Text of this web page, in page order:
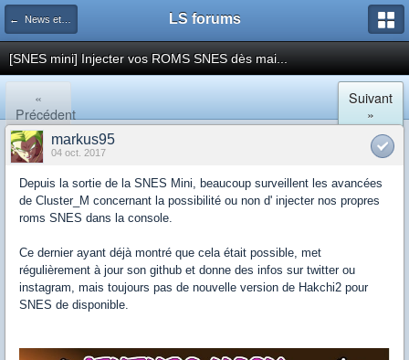
← News et actualités postées sur LS LS forums
[SNES mini] Injecter vos ROMS SNES dès mai...
«
Précédent
Suivant
»
markus95
04 oct. 2017
Depuis la sortie de la SNES Mini, beaucoup surveillent les avancées
de Cluster_M concernant la possibilité ou non d' injecter nos propres
roms SNES dans la console.
Ce dernier ayant déjà montré que cela était possible, met
régulièrement à jour son github et donne des infos sur twitter ou
instagram, mais toujours pas de nouvelle version de Hakchi2 pour
SNES de disponible.